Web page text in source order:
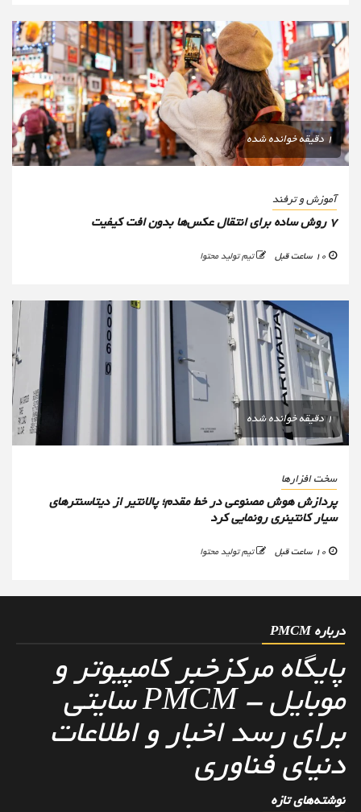
1 دقیقه خوانده شده
آموزش و ترفند
تیم تولید محتوا
1 دقیقه خوانده شده
سخت افزارها
پردازش هوش مصنوعی در خط مقدم؛ پالانتیر از دیتاسنترهای
سیار کانتینری رونمایی کرد
تیم تولید محتوا
درباره PMCM
پایگاه مرکزخبر کامپیوتر و
موبایل - PMCM سایتی
برای رسد اخبار و اطلاعات
دنیای فناوری
نوشته‌های تازه